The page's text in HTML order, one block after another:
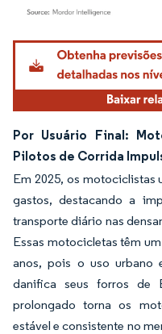
Imagem © Mordor Intelligence. O
Por Usuário Final:
Pilotos de Corrida
Em 2025, os motociclistas
gastos, destacando a
transporte diário nas
Essas motocicletas têm
anos, pois o uso urbano
danifica seus forros de
prolongado torna os
estável e consistente no